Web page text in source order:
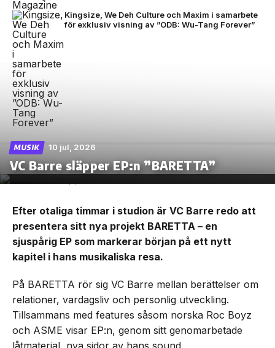
Kingsize, We Deh Culture och Maxim i samarbete
för exklusiv visning av ”ODB: Wu-Tang Forever”
MUSIK 10 jul, 2026
VC Barre släpper EP:n ”BARETTA”
Efter otaliga timmar i studion är VC Barre redo att
presentera sitt nya projekt BARETTA – en
sjuspårig EP som markerar början på ett nytt
kapitel i hans musikaliska resa.
På BARETTA rör sig VC Barre mellan berättelser om
relationer, vardagsliv och personlig utveckling.
Tillsammans med features såsom norska Roc Boyz
och ASME visar EP:n, genom sitt genomarbetade